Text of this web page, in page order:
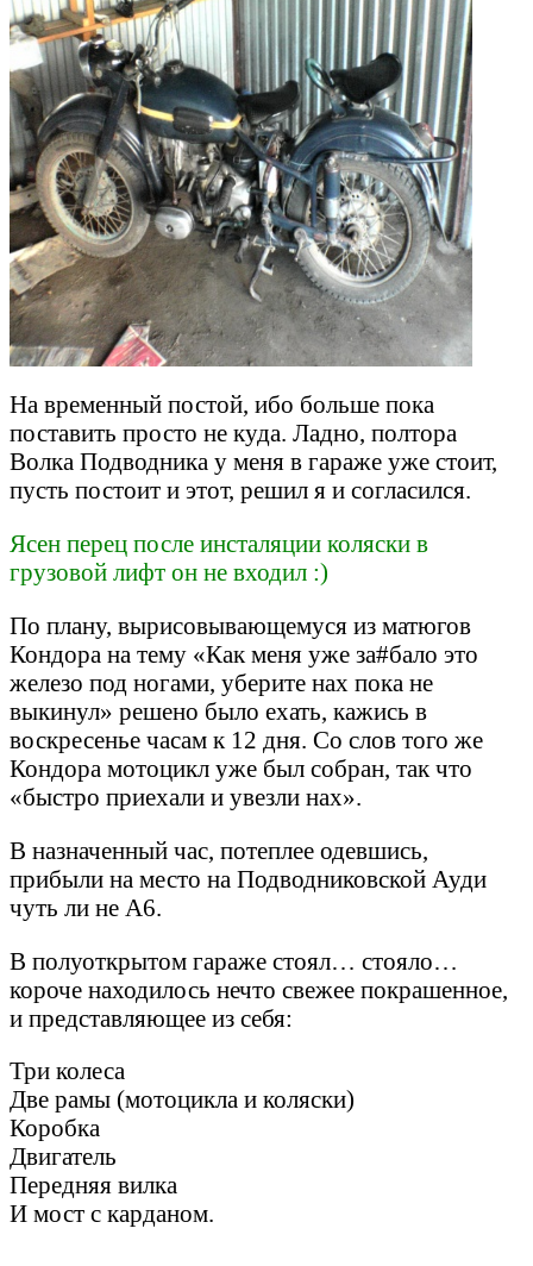
На временный постой, ибо больше пока
поставить просто не куда. Ладно, полтора
Волка Подводника у меня в гараже уже стоит,
пусть постоит и этот, решил я и согласился.
Ясен перец после инсталяции коляски в
грузовой лифт он не входил :)
По плану, вырисовывающемуся из матюгов
Кондора на тему «Как меня уже за#бало это
железо под ногами, уберите нах пока не
выкинул» решено было ехать, кажись в
воскресенье часам к 12 дня. Со слов того же
Кондора мотоцикл уже был собран, так что
«быстро приехали и увезли нах».
В назначенный час, потеплее одевшись,
прибыли на место на Подводниковской Ауди
чуть ли не А6.
В полуоткрытом гараже стоял… стояло…
короче находилось нечто свежее покрашенное,
и представляющее из себя:
Три колеса
Две рамы (мотоцикла и коляски)
Коробка
Двигатель
Передняя вилка
И мост с карданом.